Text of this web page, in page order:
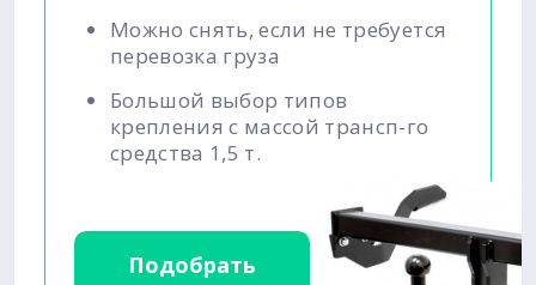
Можно снять, если не требуется
перевозка груза
Большой выбор типов
крепления с массой трансп-го
средства 1,5 т.
Подобрать